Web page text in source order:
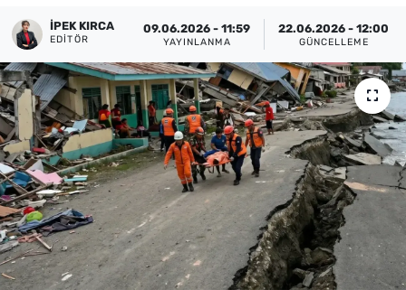
İPEK KIRCA
EDITÖR
09.06.2026 - 11:59
YAYINLANMA
22.06.2026 - 12:00
GÜNCELLEME